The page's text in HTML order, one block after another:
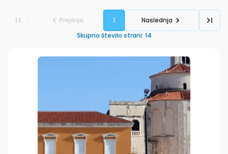
Prejšnja 1
Naslednja
Skupno število strani: 14